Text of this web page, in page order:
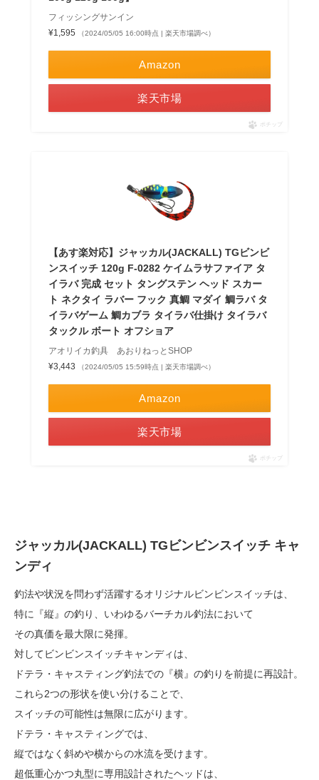
フィッシングサンイン
¥1,595
（2024/05/05 16:00時点 | 楽天市場調べ）
Amazon
楽天市場
ポチップ
【あす楽対応】ジャッカル(JACKALL) TGビンビ
ンスイッチ 120g F-0282 ケイムラサファイア タ
イラバ 完成 セット タングステン ヘッド スカー
ト ネクタイ ラバー フック 真鯛 マダイ 鯛ラバ タ
イラバゲーム 鯛カブラ タイラバ仕掛け タイラバ
タックル ボート オフショア
アオリイカ釣具 あおりねっとSHOP
¥3,443
（2024/05/05 15:59時点 | 楽天市場調べ）
Amazon
楽天市場
ポチップ
ジャッカル(JACKALL) TGビンビンスイッチ キャ
ンディ
釣法や状況を問わず活躍するオリジナルビンビンスイッチは、
特に『縦』の釣り、いわゆるバーチカル釣法において
その真価を最大限に発揮。
対してビンビンスイッチキャンディは、
ドテラ・キャスティング釣法での『横』の釣りを前提に再設計。
これら2つの形状を使い分けることで、
スイッチの可能性は無限に広がります。
ドテラ・キャスティングでは、
縦ではなく斜めや横からの水流を受けます。
超低重心かつ丸型に専用設計されたヘッドは、